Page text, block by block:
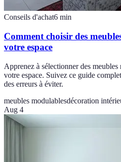
Conseils d'achat6 min
Comment choisir des
votre espace
Apprenez à sélectionner des
votre espace. Suivez ce guide
des erreurs à éviter.
meubles modulablesdécoration
Aug 4